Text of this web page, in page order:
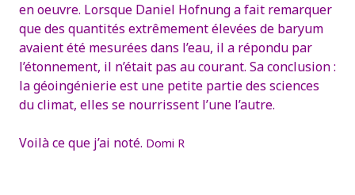
en oeuvre. Lorsque Daniel Hofnung a fait remarquer
que des quantités extrêmement élevées de baryum
avaient été mesurées dans l’eau, il a répondu par
l’étonnement, il n’était pas au courant. Sa conclusion :
la géoingénierie est une petite partie des sciences
du climat, elles se nourrissent l’une l’autre.
Voilà ce que j’ai noté. Domi R